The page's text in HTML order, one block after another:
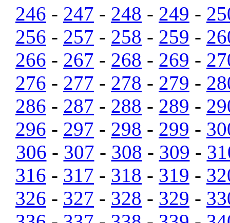
246 - 247 - 248 - 249 -
256 - 257 - 258 - 259 -
266 - 267 - 268 - 269 -
276 - 277 - 278 - 279 -
286 - 287 - 288 - 289 -
296 - 297 - 298 - 299 -
306 - 307 - 308 - 309 -
316 - 317 - 318 - 319 -
326 - 327 - 328 - 329 -